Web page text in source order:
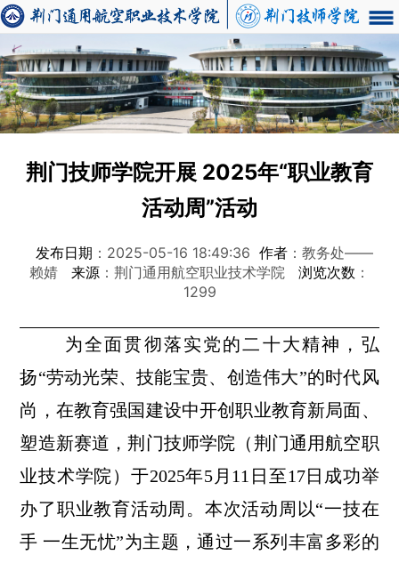
荆门技师学院开展 2025年“职业教育
活动周”活动
发布日期 ：2025-05-16 18:49:36 作者：教务处——
赖婧
来源 ：荆门通用航空职业技术学院 浏览次数 ：
1299
为全面贯彻落实党的二十大精神，弘
扬“劳动光荣、技能宝贵、创造伟大”的时代风
尚，在教育强国建设中开创职业教育新局面、
塑造新赛道，荆门技师学院（荆门通用航空职
业技术学院）于2025年5月11日至17日成功举
办了职业教育活动周。本次活动周以“一技在
手 一生无忧”为主题，通过一系列丰富多彩的